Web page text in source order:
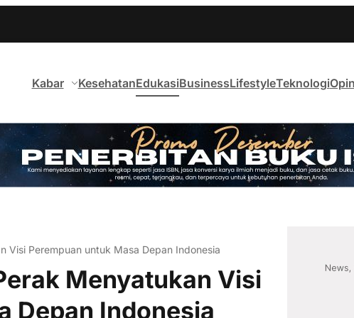
Kabar KesehatanEdukasiBusinessLifestyleTeknologi
Visi Perempuan untuk Masa Depan Indonesia
Menyatukan Visi
Depan Indonesia